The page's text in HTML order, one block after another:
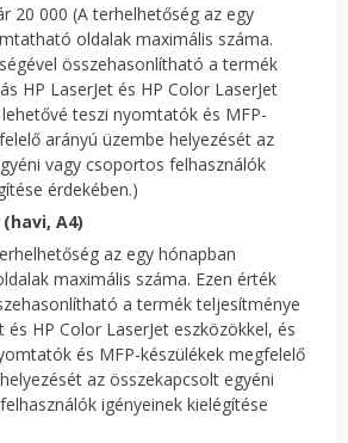
20 000 (A terhelhetőség az egy
oldalak maximális száma.
összehasonlítható a termék
HP LaserJet és HP Color LaserJet
teszi nyomtatók és MFP-
arányú üzembe helyezését az
vagy csoportos felhasználók
érdekében.)
A4)
az egy hónapban
maximális száma. Ezen érték
a termék teljesítménye
és HP Color LaserJet eszközökkel, és
és MFP-készülékek megfelelő
az összekapcsolt egyéni
igényeinek kielégítése